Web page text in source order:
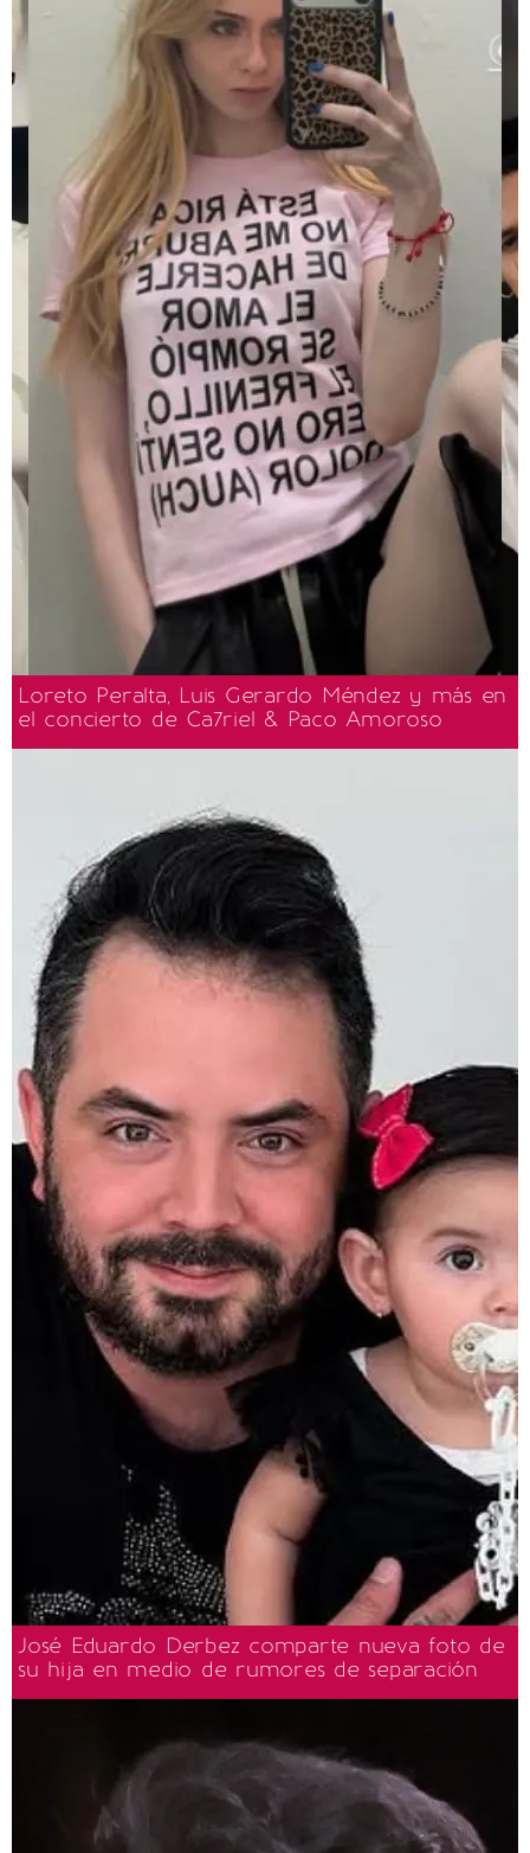
Loreto Peralta, Luis Gerardo Méndez y más en
el concierto de Ca7riel & Paco Amoroso
José Eduardo Derbez comparte nueva foto de
su hija en medio de rumores de separación